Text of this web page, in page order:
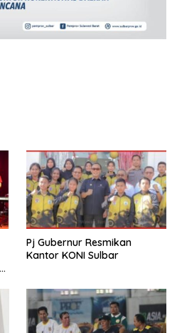
Pj Gubernur Resmikan
Kantor KONI Sulbar